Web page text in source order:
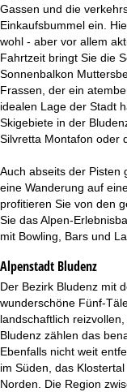
i
t
e
Gassen und die
Einkaufsbummel ein.
wohl - aber vor allem
Fahrtzeit bringt Sie die
Sonnenbalkon
Frassen, der ein
idealen Lage der Stadt
Skigebiete in der
Silvretta Montafon oder
Auch abseits der Pisten
eine Wanderung auf
profitieren Sie von den
Sie das Alpen-
mit Bowling, Bars und
Alpenstadt Bludenz
Der Bezirk Bludenz mit
wunderschöne Fünf-
landschaftlich
Bludenz zählen das
Ebenfalls nicht weit
im Süden, das
Norden. Die Region